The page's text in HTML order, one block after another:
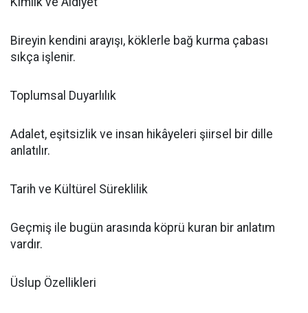
Bireyin kendini arayışı, köklerle bağ kurma çabası
sıkça işlenir.
Toplumsal Duyarlılık
Adalet, eşitsizlik ve insan hikâyeleri şiirsel bir dille
anlatılır.
Tarih ve Kültürel Süreklilik
Geçmiş ile bugün arasında köprü kuran bir anlatım
vardır.
Üslup Özellikleri